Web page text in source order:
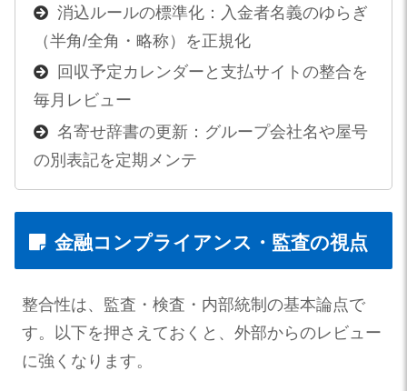
消込ルールの標準化：入金者名義のゆらぎ
（半角/全角・略称）を正規化
回収予定カレンダーと支払サイトの整合を
毎月レビュー
名寄せ辞書の更新：グループ会社名や屋号
の別表記を定期メンテ
金融コンプライアンス・監査の視点
整合性は、監査・検査・内部統制の基本論点で
す。以下を押さえておくと、外部からのレビュー
に強くなります。